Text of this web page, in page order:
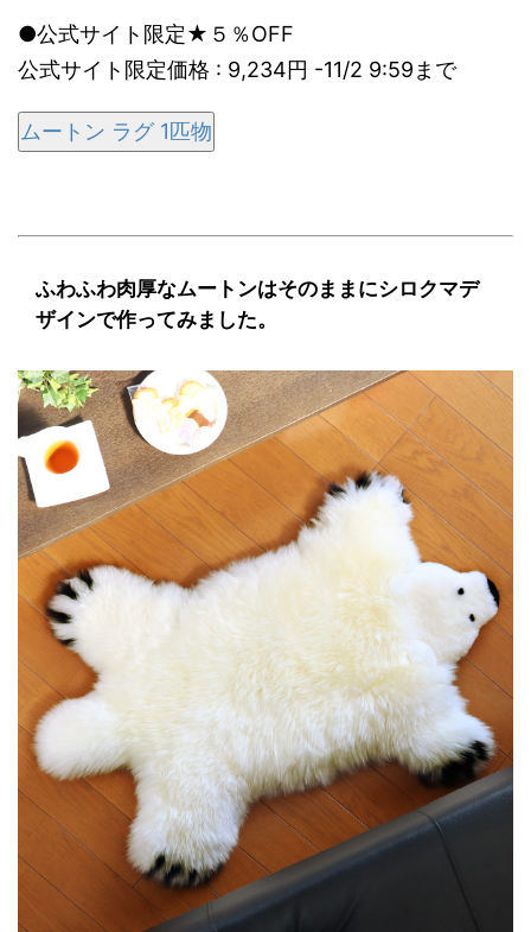
●公式サイト限定★５％OFF
公式サイト限定価格 : 9,234円 -11/2 9:59まで
ムートン ラグ 1匹物
ふわふわ肉厚なムートンはそのままにシロクマデ
ザインで作ってみました。